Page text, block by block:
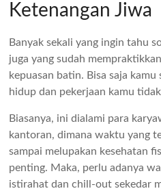
Ketenangan Jiwa
Banyak sekali yang ingin tahu
juga yang sudah
kepuasan batin. Bisa saja
hidup dan pekerjaan kamu
Biasanya, ini dialami para
kantoran, dimana waktu yang
sampai melupakan kesehatan
penting. Maka, perlu adanya
istirahat dan chill-out sekedar